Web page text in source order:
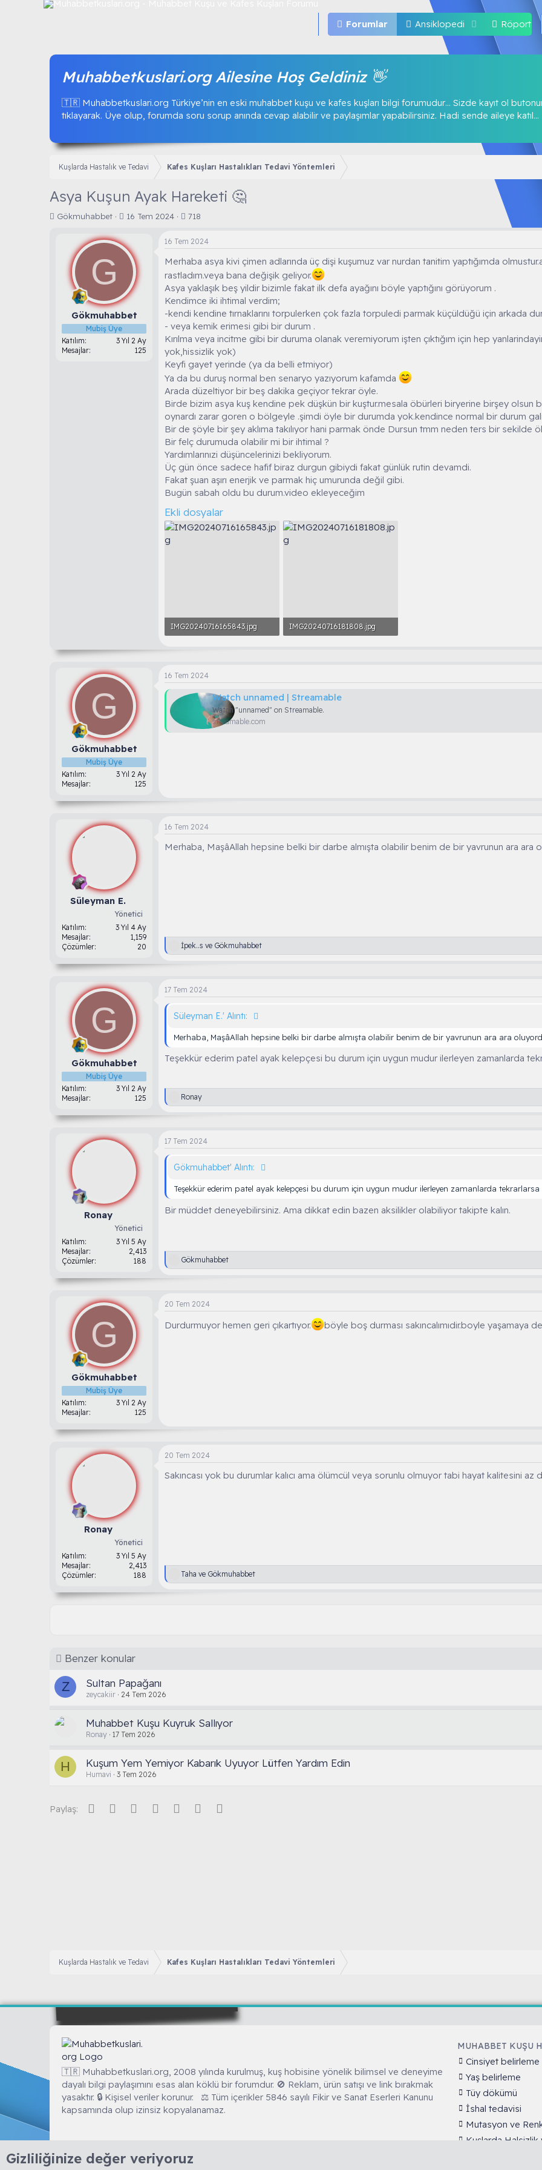
Forumlar Ansiklopedi
Muhabbetkuslari.org Ailesine Hoş Geldiniz 👋
🇹🇷 Muhabbetkuslari.org Türkiye’nin en eski muhabbet kuşu ve kafes kuşları bilgi forumudur… Sizde kayıt ol
tıklayarak. Üye olup, forumda soru sorup anında cevap alabilir ve paylaşımlar yapabilirsiniz. Hadi sende aileye katıl...
Kuşlarda Hastalık ve Tedavi Kafes Kuşları Hastalıkları Tedavi Yöntemleri
Asya Kuşun Ayak Hareketi 🤔
K
Gökmuhabbet
B
l
a
ı
ç
t
a
r
i
16 Tem 2024 718
G
Gökmuhabbet
Mubiş Üye
Katılım
3 Yıl 2 Ay
Mesajlar
125
16 Tem 2024
Merhaba asya kivi çimen adlarında üç dişi kuşumuz var nurdan tanitim yaptığımda
rastladım.veya bana değişik geliyor.
Asya yaklaşık beş yildir bizimle fakat ilk defa ayağını böyle yaptığını görüyorum .
Kendimce iki ihtimal verdim;
-kendi kendine tırnaklarını torpulerken çok fazla torpuledi parmak küçüldüğü için arkada
- veya kemik erimesi gibi bir durum .
Kırılma veya incitme gibi bir duruma olanak veremiyorum işten çıktığım için hep
yok,hissizlik yok)
Keyfi gayet yerinde (ya da belli etmiyor)
Ya da bu duruş normal ben senaryo yazıyorum kafamda
Arada düzeltiyor bir beş dakika geçiyor tekrar öyle.
Birde bizim asya kuş kendine pek düşkün bir kuştur.mesala öbürleri biryerine birşey olsun
oynardı zarar goren o bölgeyle .şimdi öyle bir durumda yok.kendince normal bir durum
Bir de şöyle bir şey aklıma takılıyor hani parmak önde Dursun tmm neden ters bir sekilde
Bir felç durumuda olabilir mi bir ihtimal ?
Yardımlarınızi düşüncelerinizi bekliyorum.
Üç gün önce sadece hafif biraz durgun gibiydi fakat günlük rutin devamdi.
Fakat şuan aşırı enerjik ve parmak hiç umurunda değil gibi.
Bugün sabah oldu bu durum.video ekleyeceğim
Ekli dosyalar
IMG20240716165843.jpg
IMG20240716181808.jpg
G
Gökmuhabbet
Mubiş Üye
Katılım
3 Yıl 2 Ay
Mesajlar
125
16 Tem 2024
Watch unnamed | Streamable
Watch "unnamed" on Streamable.
streamable.com
Süleyman E.
Yönetici
Katılım
3 Yıl 4 Ay
Mesajlar
1,159
Çözümler
20
16 Tem 2024
Merhaba, MaşâAllah hepsine belki bir darbe almışta olabilir benim de bir yavrunun ara ara
T
e
l
r
:
İpek..s ve Gökmuhabbet
G
Gökmuhabbet
Mubiş Üye
Katılım
3 Yıl 2 Ay
Mesajlar
125
17 Tem 2024
Süleyman E.' Alıntı:
Merhaba, MaşâAllah hepsine belki bir darbe almışta olabilir benim de bir yavrunun ara ara
Teşekkür ederim patel ayak kelepçesi bu durum için uygun mudur ilerleyen zamanlarda
T
e
l
r
Ronay
Ronay
Yönetici
Katılım
3 Yıl 5 Ay
Mesajlar
2,413
Çözümler
188
17 Tem 2024
Gökmuhabbet' Alıntı:
Teşekkür ederim patel ayak kelepçesi bu durum için uygun mudur ilerleyen zamanlarda
Bir müddet deneyebilirsiniz. Ama dikkat edin bazen aksilikler olabiliyor takipte kalın.
T
e
l
r
Gökmuhabbet
G
Gökmuhabbet
Mubiş Üye
Katılım
3 Yıl 2 Ay
Mesajlar
125
20 Tem 2024
Durdurmuyor hemen geri çıkartıyor. böyle boş durması sakıncalımıdir.boyle yaşamaya
Ronay
Yönetici
Katılım
3 Yıl 5 Ay
Mesajlar
2,413
Çözümler
188
20 Tem 2024
Sakıncası yok bu durumlar kalıcı ama ölümcül veya sorunlu olmuyor tabi hayat kalitesini az
T
e
Taha ve Gökmuhabbet
Benzer konular
Z Sultan Papağanı
zeycakiir 24 Tem 2026
Muhabbet Kuşu Kuyruk Sallıyor
Ronay 17 Tem 2026
H Kuşum Yem Yemiyor Kabarık Uyuyor Lütfen Yardım Edin
Humavi 3 Tem 2026
Paylaş: Facebook
Twitter Reddit Pinterest
Tumblr WhatsApp
Kuşlarda Hastalık ve Tedavi Kafes Kuşları Hastalıkları Tedavi Yöntemleri
🇹🇷 Muhabbetkuslari.org, 2008 yılında kurulmuş, kuş hobisine yönelik bilimsel ve deneyime
dayalı bilgi paylaşımını esas alan köklü bir forumdur. 🚫 Reklam, ürün satışı ve link bırakmak
yasaktır. 🔒 Kişisel veriler korunur. ⚖️ Tüm içerikler 5846 sayılı Fikir ve Sanat Eserleri Kanunu
kapsamında olup izinsiz kopyalanamaz.
MUHABBET KUŞU
Cinsiyet belirleme
Yaş belirleme
Tüy dökümü
İshal tedavisi
Mutasyon ve
Kuşlarda Halsizlik
Gizliliğinize değer veriyoruz